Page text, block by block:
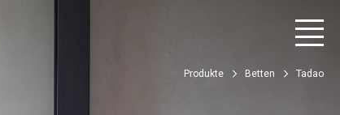
Produkte Betten Tadao